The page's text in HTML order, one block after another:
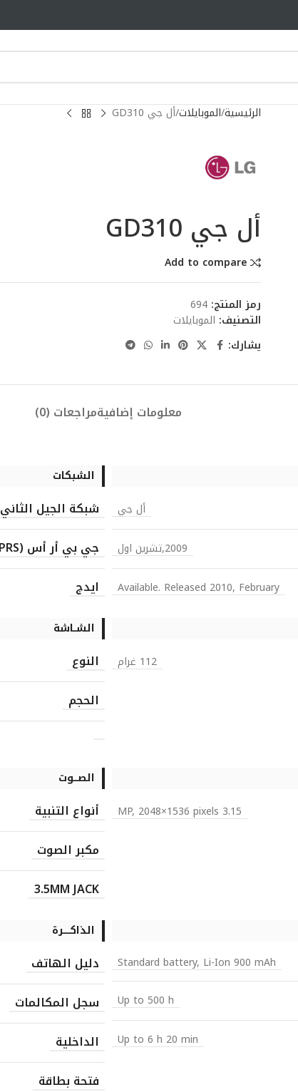
الرئيسية الموبايلاتأل جي GD310
أل جي GD310
Add to compare
رمز المنتج: 694
التصنيف: الموبايلات
يشارك:
معلومات إضافيةمراجعات (0)
أل جي
2009,تشرين اول
Available. Released 2010, February
الشبكات
شبكة الجيل الثاني
جي بي أر أس (GPRS)
ايدج
112 غرام
الشــاشة
النوع
الحجم
3.15 MP, 2048×1536 pixels
الصـــوت
أنواع التنبية
مكبر الصوت
3.5MM JACK
Standard battery, Li-Ion 900 mAh
Up to 500 h
Up to 6 h 20 min
الذاكـــــرة
دليل الهاتف
سجل المكالمات
الداخلية
فتحة بطاقة